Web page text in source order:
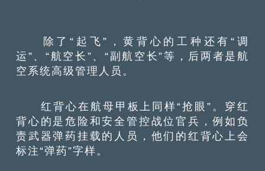
除了“起飞”，黄背心的工种还有“调
运”、“航空长”、“副航空长”等，后两者是航
空系统高级管理人员。
红背心在航母甲板上同样“抢眼”。穿红
背心的是危险和安全管控战位官兵，例如负
责武器弹药挂载的人员，他们的红背心上会
标注“弹药”字样。